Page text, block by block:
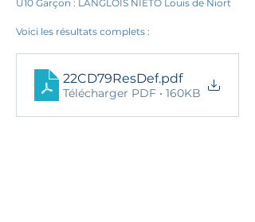
U10 Garçon : LANGLOIS NIETO Louis de Niort
Voici les résultats complets :
22CD79ResDef.pdf
Télécharger PDF • 160KB